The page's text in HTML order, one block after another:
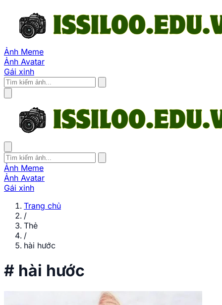
Ảnh Meme
Ảnh Avatar
Gái xinh
Ảnh Meme
Ảnh Avatar
Gái xinh
Trang chủ
/
Thẻ
/
hài hước
# hài hước